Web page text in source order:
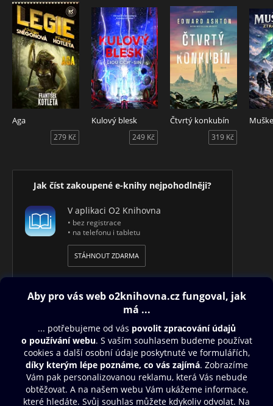
Aga
279 Kč
Kulový blesk
249 Kč
Čtvrtý konkubín
319 Kč
Jak číst zakoupené e-knihy nejpohodlněji?
V aplikaci O2 Knihovna
• bez registrace
• na telefonu i tabletu
STÁHNOUT ZDARMA
Obsah ke stažení
Moje O2 Knihovna
Další zábava